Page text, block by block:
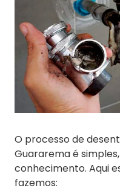
O processo de
Guararema é
conhecimento. Aqui
fazemos: